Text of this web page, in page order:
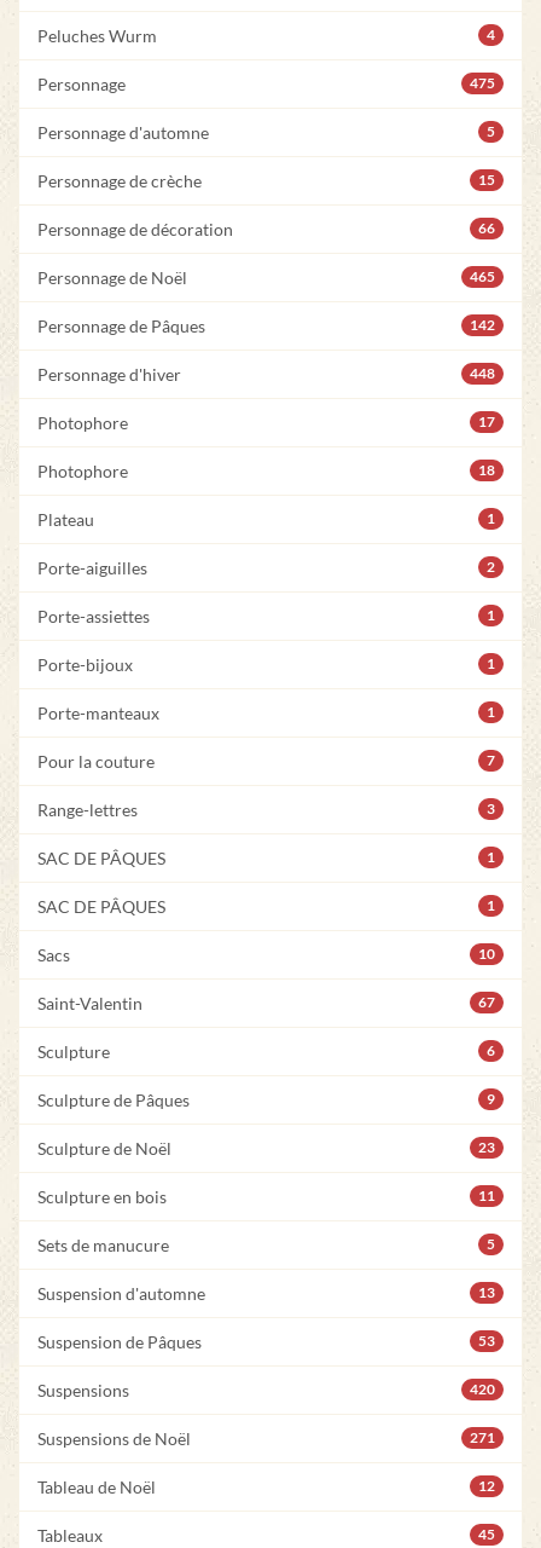
Peluches Wurm 4
Personnage 475
Personnage d'automne 5
Personnage de crèche 15
Personnage de décoration 66
Personnage de Noël 465
Personnage de Pâques 142
Personnage d'hiver 448
Photophore 17
Photophore 18
Plateau 1
Porte-aiguilles 2
Porte-assiettes 1
Porte-bijoux 1
Porte-manteaux 1
Pour la couture 7
Range-lettres 3
SAC DE PÂQUES 1
SAC DE PÂQUES 1
Sacs 10
Saint-Valentin 67
Sculpture 6
Sculpture de Pâques 9
Sculpture de Noël 23
Sculpture en bois 11
Sets de manucure 5
Suspension d'automne 13
Suspension de Pâques 53
Suspensions 420
Suspensions de Noël 271
Tableau de Noël 12
Tableaux 45